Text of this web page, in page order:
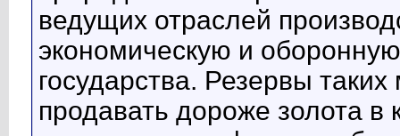
ведущих отраслей
экономическую и
государства. Резервы
продавать дороже золота в